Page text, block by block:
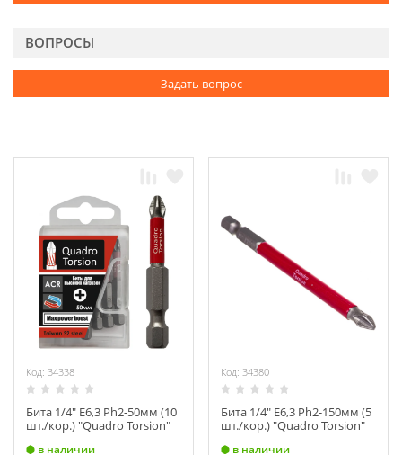
ВОПРОСЫ
Задать вопрос
Код: 34338
Бита 1/4" E6,3 Ph2-50мм (10
шт./кор.) "Quadro Torsion"
в наличии
Код: 34380
Бита 1/4" E6,3 Ph2-150мм (5
шт./кор.) "Quadro Torsion"
в наличии